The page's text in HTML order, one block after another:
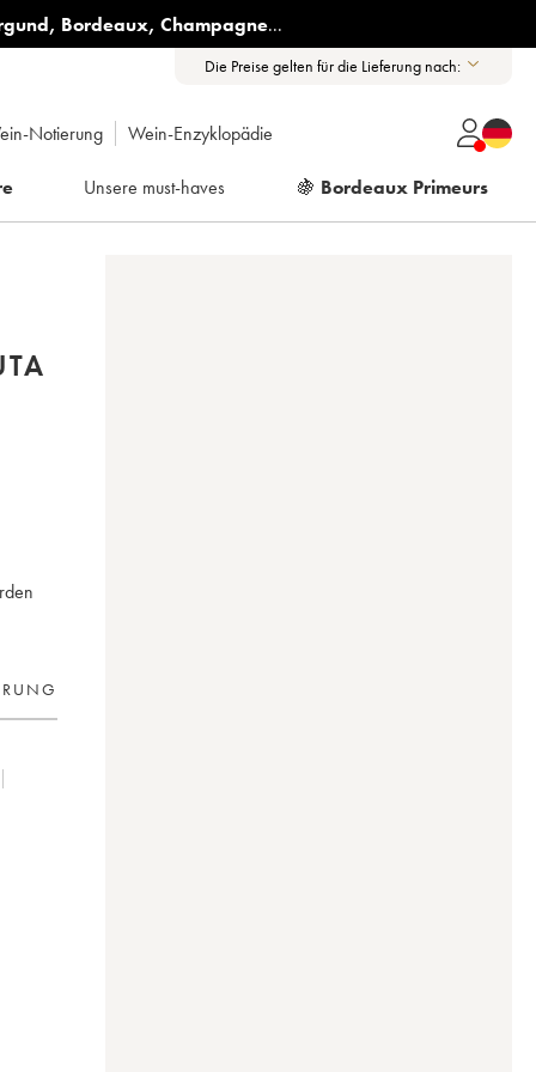
, Bordeaux, Champagne...
Die Preise gelten für die Lieferung nach:
Notierung Wein-Enzyklopädie
Unsere must-haves 🍇 Bordeaux Primeurs